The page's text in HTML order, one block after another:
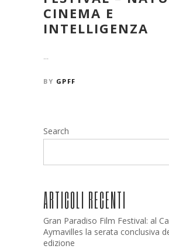
CINEMA E
INTELLIGENZA
BY GPFF
Search
ARTICOLI RECENTI
Gran Paradiso Film Festival: al
Aymavilles la serata conclusiva
edizione